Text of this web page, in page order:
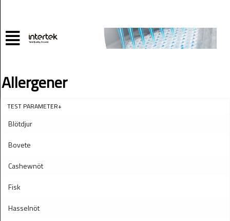
Allergener
TEST PARAMETER+
Blötdjur
Bovete
Cashewnöt
Fisk
Hasselnöt